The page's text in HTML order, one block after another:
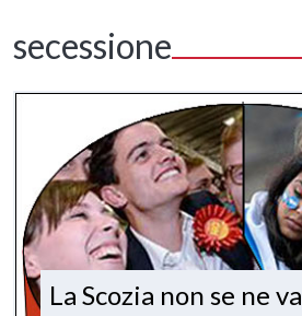
secessione
La Scozia non se ne va